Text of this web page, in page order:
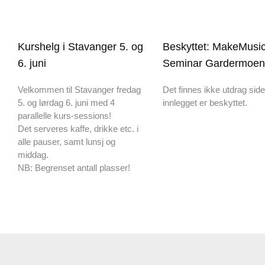
Kurshelg i Stavanger 5. og
6. juni
Velkommen til Stavanger fredag
5. og lørdag 6. juni med 4
parallelle kurs-sessions!
Det serveres kaffe, drikke etc. i
alle pauser, samt lunsj og
middag.
NB: Begrenset antall plasser!
Beskyttet:
Seminar Gardermoen
Det finnes ikke utdrag
innlegget er beskyttet.